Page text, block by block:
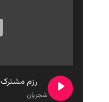
رزم مشترک
شجریان